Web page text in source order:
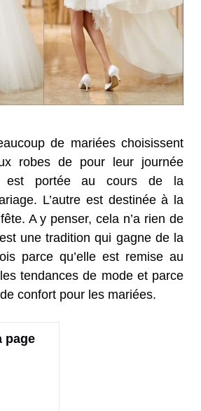
de mariées choisissent
robes de pour leur journée
est portée au cours de la
L’autre est destinée à la
A y penser, cela n’a rien de
une tradition qui gagne de la
parce qu’elle est remise au
tendances de mode et parce
confort pour les mariées.
page